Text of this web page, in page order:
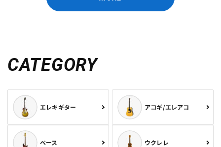
CATEGORY
エレキギター アコギ/エレアコ
ベース ウクレレ